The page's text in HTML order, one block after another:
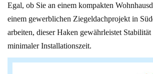
Egal, ob Sie an einem kompakten
einem gewerblichen Ziegeldachprojekt in
arbeiten, dieser Haken gewährleistet
minimaler Installationszeit.